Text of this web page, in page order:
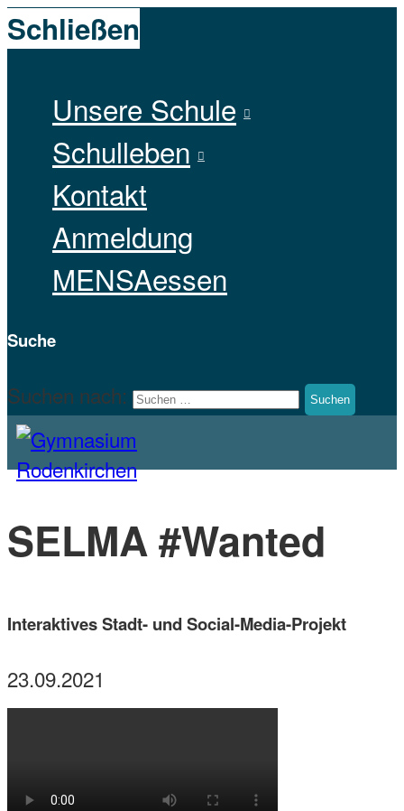
Schließen
Unsere Schule
Schulleben
Kontakt
Anmeldung
MENSAessen
Suche
Suchen nach:
Gymnasium Rodenkirchen
Homepage des Gymnasiums Rodenkirchen
SELMA #Wanted
Interaktives Stadt- und Social-Media-Projekt
23.09.2021